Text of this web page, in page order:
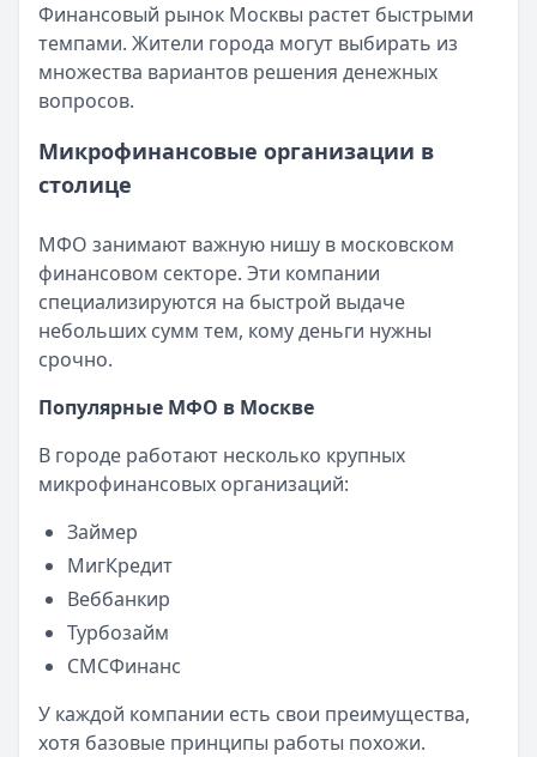
Читать новость
Срочный микрозайм 15 000 ₽ на карту: свежая
Кратко:Нужны 15 000 рублей на карту прямо сегодня?
Опубликовано:
Читать новость
Рекордный рост доли клиентов МФО с iPhone: что
Опубликовано:5 декабря 2025 г.
Категория:МФО
Читать новость
57 сервисов микрозаймов через Госуслуги: где
Кратко:Авторизация через Госуслуги ускоряет
Категория:МФО
Читать новость
Смс о «одобренном займе» от Bigmani Ru: как
Опубликовано:
Категория:МФО
Читать новость
Все новости
Финансовый рынок Москвы растет быстрыми
темпами. Жители города могут выбирать из
множества вариантов решения денежных
вопросов.
Микрофинансовые организации в
столице
МФО занимают важную нишу в московском
финансовом секторе. Эти компании
специализируются на быстрой выдаче
небольших сумм тем, кому деньги нужны
срочно.
Популярные МФО в Москве
В городе работают несколько крупных
микрофинансовых организаций:
Займер
МигКредит
Веббанкир
Турбозайм
СМСФинанс
У каждой компании есть свои преимущества,
хотя базовые принципы работы похожи.